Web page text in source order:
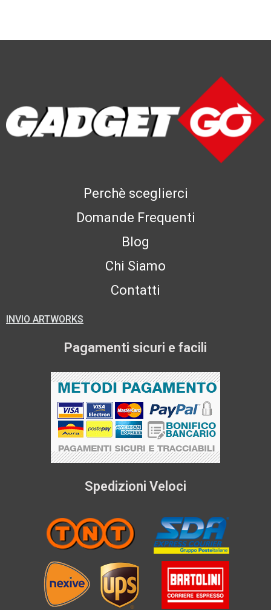
Perchè sceglierci
Domande Frequenti
Blog
Chi Siamo
Contatti
INVIO ARTWORKS
Pagamenti sicuri e facili
Spedizioni Veloci